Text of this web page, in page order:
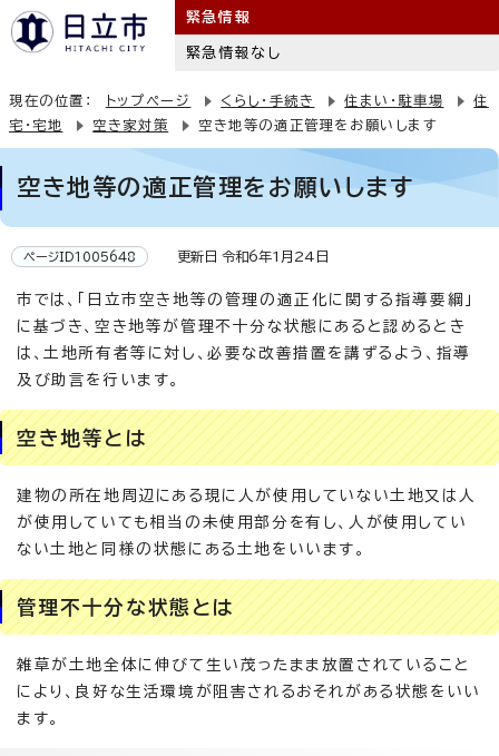
緊急情報
緊急情報なし
現在の位置： トップページ くらし・手続き 住まい・駐車場
住
宅・宅地
空き家対策 空き地等の適正管理をお願いします
空き地等の適正管理をお願いします
ページID1005648 更新日 令和6年1月24日
市では、「日立市空き地等の管理の適正化に関する指導要綱」
に基づき、空き地等が管理不十分な状態にあると認めるとき
は、土地所有者等に対し、必要な改善措置を講ずるよう、指導
及び助言を行います。
空き地等とは
建物の所在地周辺にある現に人が使用していない土地又は人
が使用していても相当の未使用部分を有し、人が使用してい
ない土地と同様の状態にある土地をいいます。
管理不十分な状態とは
雑草が土地全体に伸びて生い茂ったまま放置されていること
により、良好な生活環境が阻害されるおそれがある状態をいい
ます。